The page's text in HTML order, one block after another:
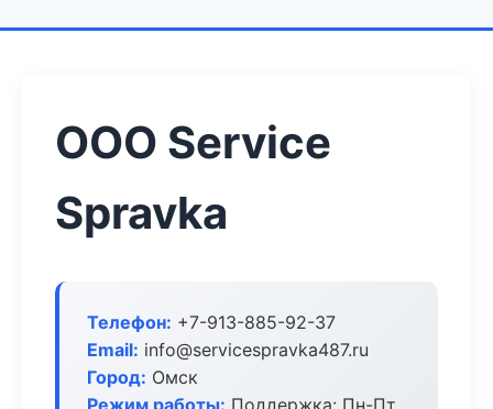
ООО Service
Spravka
Телефон: +7-913-885-92-37
Email: info@servicespravka487.ru
Город: Омск
Режим работы: Поддержка: Пн-Пт